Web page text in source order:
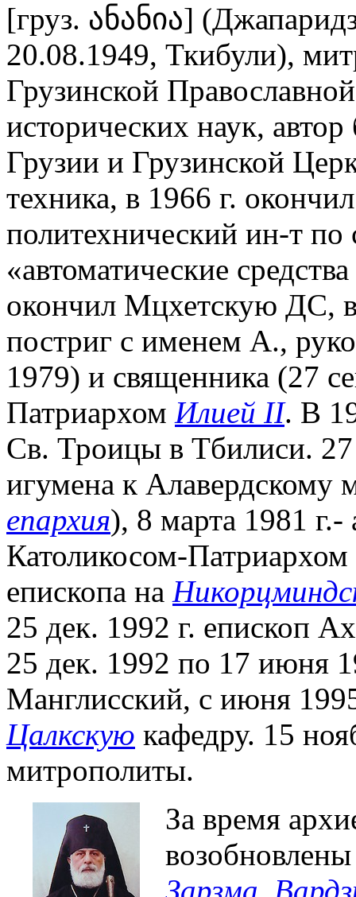
[груз. ანანია]
20.08.1949, Ткибули),
Грузинской
исторических наук,
Грузии и Грузинской
техника, в 1966 г.
политехнический ин-т по
«автоматические
окончил Мцхетскую ДС,
постриг с именем А.,
1979) и священника (27
Патриархом Илией II. В
Св. Троицы в Тбилиси. 27
игумена к
епархия), 8 марта 1981
Католикосом-
епископа на
25 дек. 1992 г. епископ
25 дек. 1992 по 17 июня
Манглисский, с июня
Цалкскую кафедру. 15
митрополиты.
За время
Зарзма